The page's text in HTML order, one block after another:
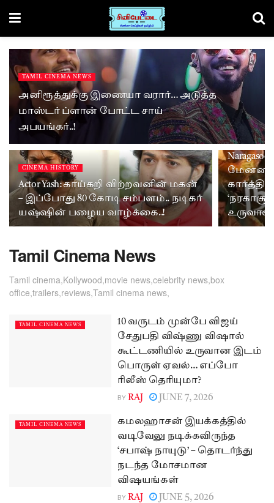
TAMIL CINEMA NEWS
அனிரூத்துக்கு இணையா வரார்… அடுத்த
மாஸ்டர் ப்ளான் போட்ட சாய்
அபயங்கர்..!
CINEMA HISTORY
Actor Yash: காய்கறி விற்றவனின் மகன்
– இப்போது 80 கோடி சம்பளம்.. நடிகர்
யஷ்ஷின் பழைய வாழ்க்கை..!
TAMIL
உருவான
Tamil Cinema News
Tamil cinema,Kollywood,movie news,celebrity news,box
office,trailers,reviews,Tamil cinema news,
TAMIL CINEMA NEWS
10 வருடம் முன்பே விஜய்
சேதுபதி விஷ்ணு விஷால்
கூட்டணியில் உருவான இடம்
பொருள் ஏவல்… எப்போ
ரிலீஸ் தெரியுமா?
BY RAJ JUNE 7, 2026
TAMIL CINEMA NEWS
கமலஹாசன் இயக்கத்தில்
வடிவேலு நடிக்கவிருந்த
‘சபாஷ் நாயுடு’ – தொடர்ந்து
நடந்த மோசமான
விஷயங்கள்
BY RAJ JUNE 5, 2026